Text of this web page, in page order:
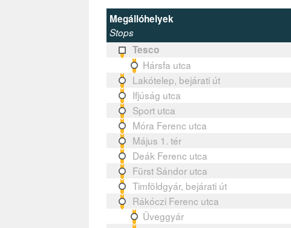
Megállóhelyek
Stops
Tesco
Hársfa utca
Lakótelep, bejárati út
Ifjúság utca
Sport utca
Móra Ferenc utca
Május 1. tér
Deák Ferenc utca
Fürst Sándor utca
Timföldgyár, bejárati út
Rákóczi Ferenc utca
Üveggyár